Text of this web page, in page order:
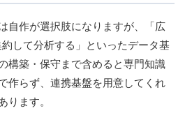
自作が選択肢になりますが、「広
して分析する」といったデータ基
構築・保守まで含めると専門知識
作らず、連携基盤を用意してくれ
ります。